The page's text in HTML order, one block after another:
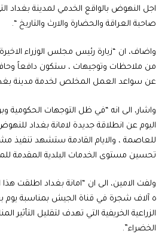
اجل النهوض بالواقع الخدمي لمدينة بغداد
صاحبة العراقة والحضارة والارث والتاريخ “.
واضاف، ان “زيارة رئيس مجلس الوزراء الاخيرة
من ملاحظات وتوجيهات ، ستكون دافعاً
عن سواعد العمل المخلص لخدمة مدينة
واشار، الى انه “في ظل التوجهات الحكومية
اليوم عن انطلاقة جديدة لامانة بغداد
للعاصمة ، والايام القادمة ستشهد تنفيذ
تحسين مستوى الخدمات البلدية المقدمة
ولفت الامين، الى ان “امانة بغداد اطلقت هذا
٥ آلاف شجرة في قناة الجيش بمناسبة
الزراعية الخريفية التي تهدف لتقليل التأثير
الخضراء”.